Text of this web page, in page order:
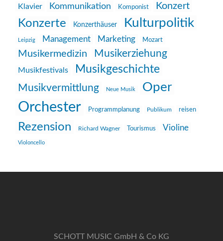
Klavier
Kommunikation Komponist Konzert
Konzerte Konzerthäuser Kulturpolitik
Leipzig Management Marketing Mozart
Musikermedizin Musikerziehung
Musikfestivals Musikgeschichte
Musikvermittlung Neue Musik Oper
Orchester Programmplanung Publikum reisen
Rezension Richard Wagner Tourismus Violine
Violoncello
SCHOTT MUSIC GmbH & Co KG